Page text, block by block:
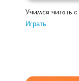
Учимся читать
Играть